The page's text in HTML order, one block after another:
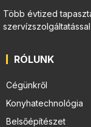
Több évtized
RÓLUNK
Cégünkről
Konyhatechnológia
Belsőépítészet